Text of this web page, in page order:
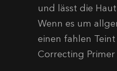
und lässt die
Wenn es um
einen fahlen
Correcting